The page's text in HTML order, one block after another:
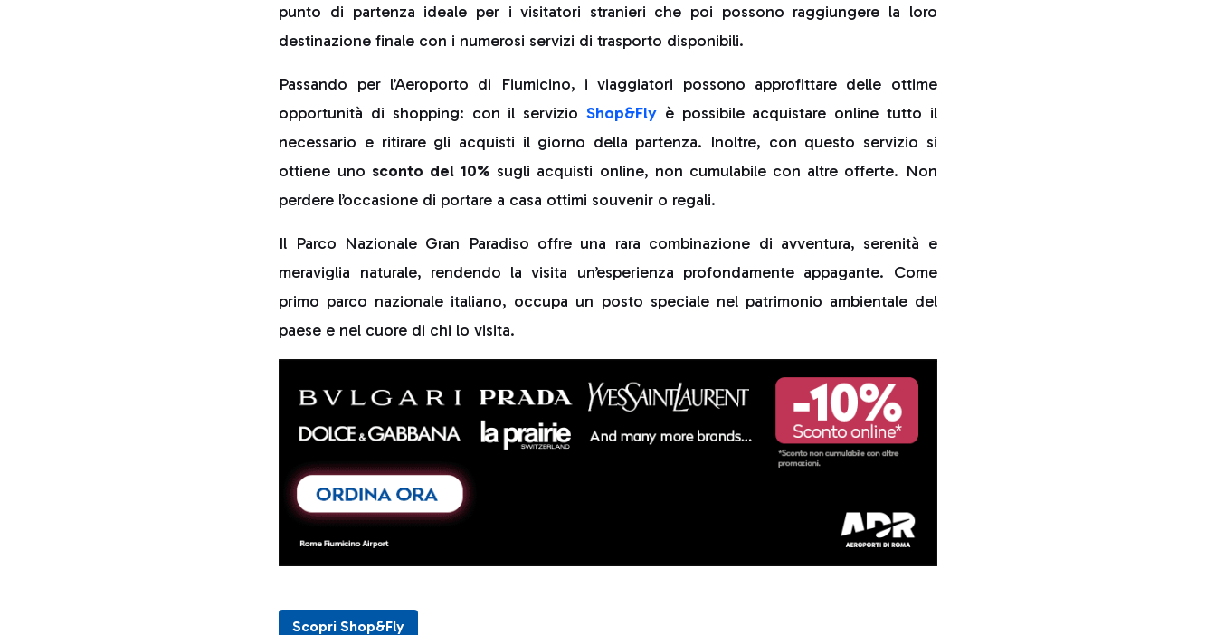
punto di partenza ideale per i visitatori stranieri che poi possono raggiungere la loro
destinazione finale con i numerosi servizi di trasporto disponibili.
Passando per l’Aeroporto di Fiumicino, i viaggiatori possono approfittare delle ottime
opportunità di shopping: con il servizio Shop&Fly è possibile acquistare online tutto il
necessario e ritirare gli acquisti il giorno della partenza. Inoltre, con questo servizio si
ottiene uno sconto del 10% sugli acquisti online, non cumulabile con altre offerte. Non
perdere l’occasione di portare a casa ottimi souvenir o regali.
Il Parco Nazionale Gran Paradiso offre una rara combinazione di avventura, serenità e
meraviglia naturale, rendendo la visita un’esperienza profondamente appagante. Come
primo parco nazionale italiano, occupa un posto speciale nel patrimonio ambientale del
paese e nel cuore di chi lo visita.
Scopri Shop&Fly